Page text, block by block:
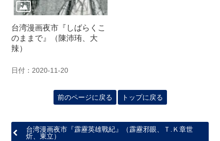
ホ
ー
ム
サ
プ
台湾漫画夜市『しばらくこ
のままで』（陳沛珛、大
辣）
日付：2020-11-20
前のページに戻る トップに戻る
台湾漫画夜市『霹靂英雄戰紀』（霹靂邪眼、Ｔ.Ｋ章世
炘、東立）